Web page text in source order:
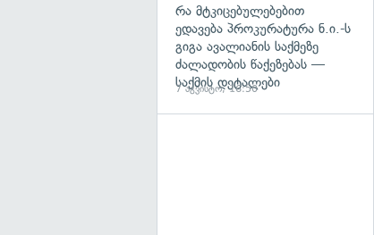
რა მტკიცებულებებით
ედავება პროკურატურა ნ.ი.-ს
გიგა ავალიანის საქმეზე
ძალადობის წაქეზებას —
საქმის დეტალები
7 აგვისტო, 16:50